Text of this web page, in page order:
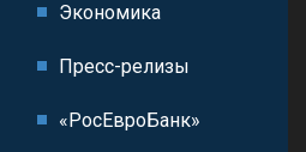
Экономика
Пресс-релизы
«РосЕвроБанк»